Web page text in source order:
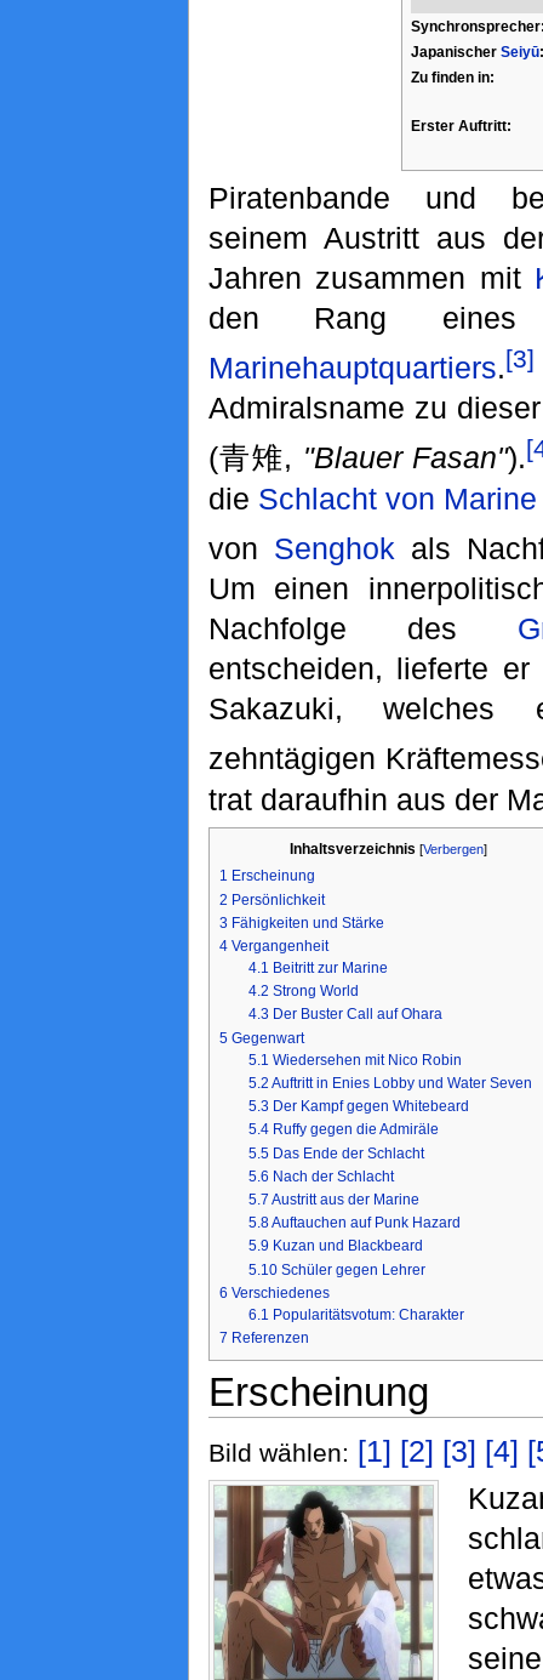
Japanischer Seiyū:
Zu finden in:
Erster Auftritt:
Piratenbande und
seinem Austritt aus
Jahren zusammen mit
den Rang
Marinehauptquartiers.[3]
Admiralsname zu
(青雉, "Blauer Fasan").
die Schlacht von
von Senghok als
Um einen
Nachfolge des
entscheiden, lieferte
Sakazuki,
zehntägigen
trat daraufhin aus der
Inhaltsverzeichnis [Verbergen]
1 Erscheinung
2 Persönlichkeit
3 Fähigkeiten und Stärke
4 Vergangenheit
4.1 Beitritt zur Marine
4.2 Strong World
4.3 Der Buster Call auf Ohara
5 Gegenwart
5.1 Wiedersehen mit Nico Robin
5.2 Auftritt in Enies Lobby und Water Seven
5.3 Der Kampf gegen Whitebeard
5.4 Ruffy gegen die Admiräle
5.5 Das Ende der Schlacht
5.6 Nach der Schlacht
5.7 Austritt aus der Marine
5.8Auftauchen auf Punk Hazard
5.9 Kuzan und Blackbeard
5.10 Schüler gegen Lehrer
6 Verschiedenes
6.1 Popularitätsvotum: Charakter
7 Referenzen
Erscheinung
Bild wählen: [1] [2] [3] [4]